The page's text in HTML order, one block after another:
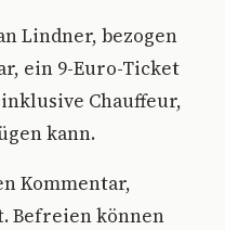
Lindner, bezogen
ein 9-Euro-Ticket
Chauffeur,
kann.
Kommentar,
Befreien können